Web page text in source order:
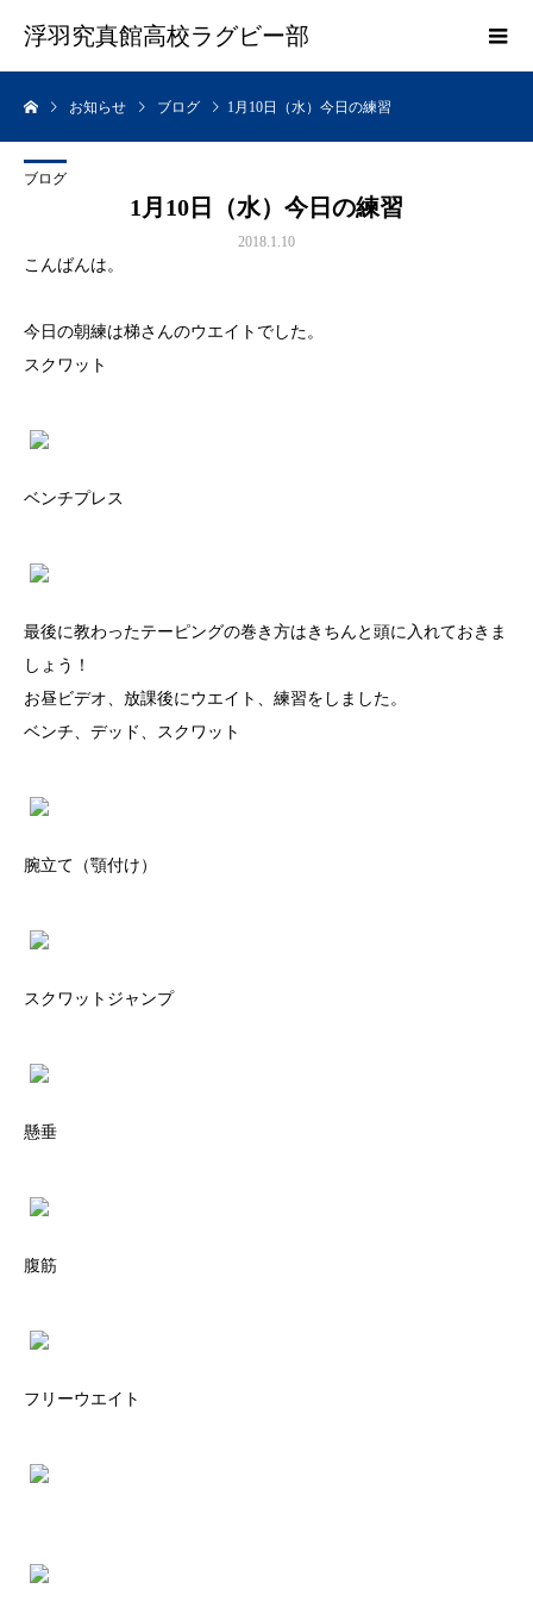
浮羽究真館高校ラグビー部
お知らせ ブログ 1月10日（水）今日の練習
ブログ
1月10日（水）今日の練習
2018.1.10
こんばんは。
今日の朝練は梯さんのウエイトでした。
スクワット
ベンチプレス
最後に教わったテーピングの巻き方はきちんと頭に入れておきま
しょう！
お昼ビデオ、放課後にウエイト、練習をしました。
ベンチ、デッド、スクワット
腕立て（顎付け）
スクワットジャンプ
懸垂
腹筋
フリーウエイト